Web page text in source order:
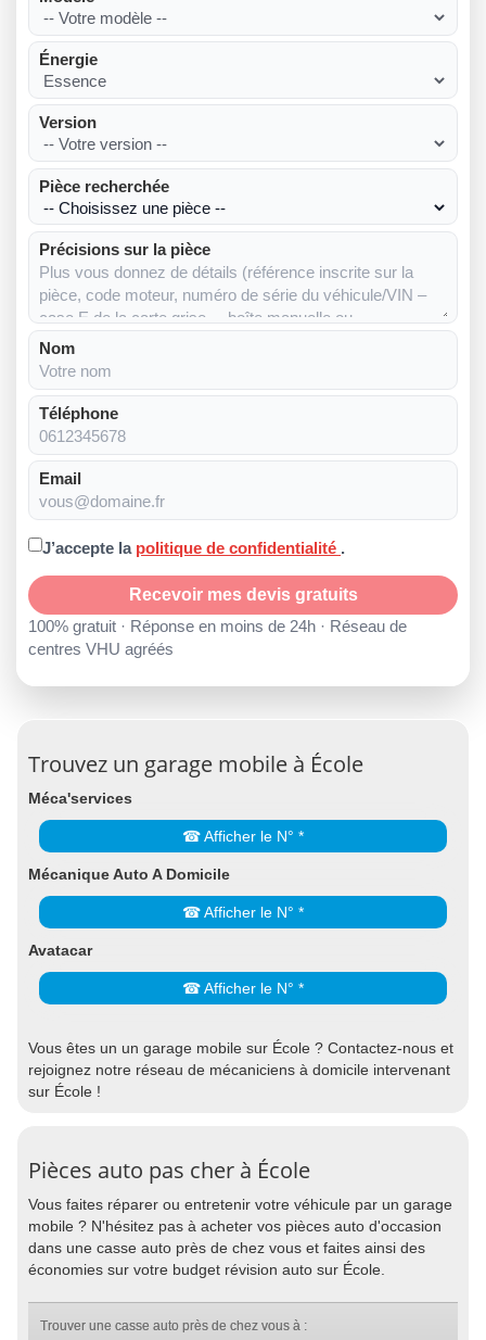
Énergie
Version
Pièce recherchée
Précisions sur la pièce
Nom
Téléphone
Email
J’accepte la politique de confidentialité .
Recevoir mes devis gratuits
100% gratuit · Réponse en moins de 24h · Réseau de
centres VHU agréés
Trouvez un garage mobile à École
Méca'services
☎ Afficher le N° *
Mécanique Auto A Domicile
☎ Afficher le N° *
Avatacar
☎ Afficher le N° *
Vous êtes un un garage mobile sur École ? Contactez-nous et
rejoignez notre réseau de mécaniciens à domicile intervenant
sur École !
Pièces auto pas cher à École
Vous faites réparer ou entretenir votre véhicule par un garage
mobile ? N'hésitez pas à acheter vos pièces auto d'occasion
dans une casse auto près de chez vous et faites ainsi des
économies sur votre budget révision auto sur École.